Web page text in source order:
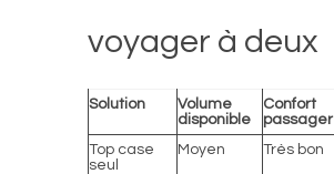
voyager à deux
Solution
Volume
disponible
Confort
passager
Top case
seul
Moyen Très bon